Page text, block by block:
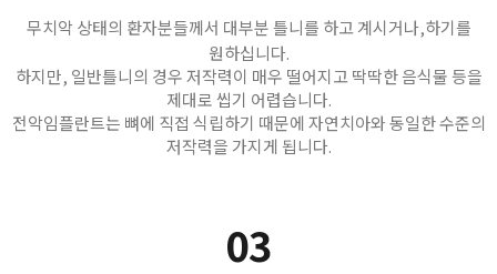
무치악 상태의 환자분들께서 대부분 틀니를 하고 계시거나,하기를
원하십니다.
하지만, 일반틀니의 경우 저작력이 매우 떨어지고 딱딱한 음식물 등을
제대로 씹기 어렵습니다.
전악임플란트는 뼈에 직접 식립하기 때문에 자연치아와 동일한 수준의
저작력을 가지게 됩니다.
03